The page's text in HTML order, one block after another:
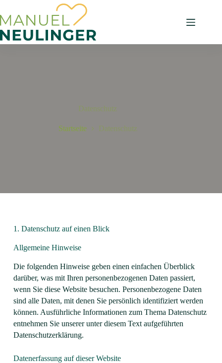
Datenschutz
Startseite Datenschutz
1. Datenschutz auf einen Blick
Allgemeine Hinweise
Die folgenden Hinweise geben einen einfachen Überblick
darüber, was mit Ihren personenbezogenen Daten passiert,
wenn Sie diese Website besuchen. Personenbezogene Daten
sind alle Daten, mit denen Sie persönlich identifiziert werden
können. Ausführliche Informationen zum Thema Datenschutz
entnehmen Sie unserer unter diesem Text aufgeführten
Datenschutzerklärung.
Datenerfassung auf dieser Website